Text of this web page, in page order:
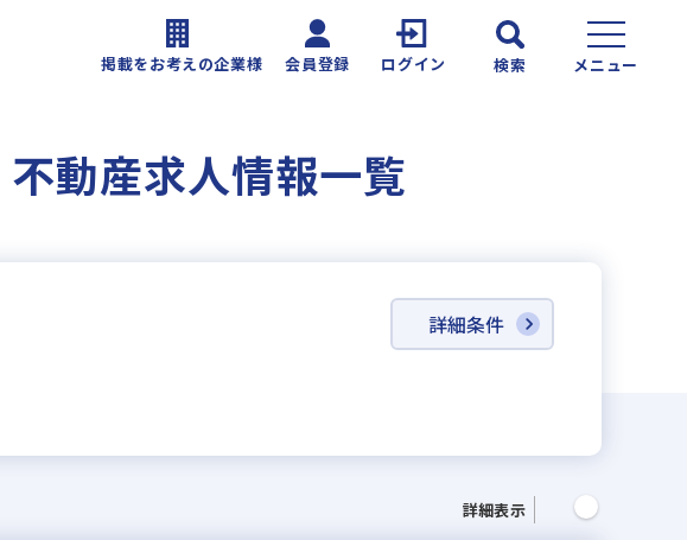
掲載をお考えの企業様 会員登録 ログイン 検索 メニュー
動産求人情報一覧
詳細条件
詳細表示